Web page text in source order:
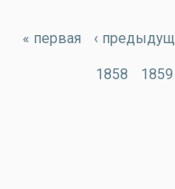
« первая ‹
1858 1859